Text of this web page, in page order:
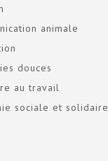
animale
douces
au travail
sociale et solidaire